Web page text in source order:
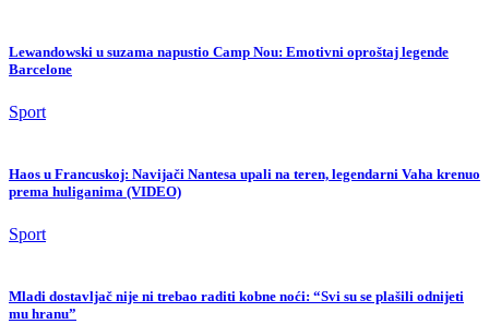
Lewandowski u suzama napustio Camp Nou: Emotivni oproštaj legende
Barcelone
Sport
Haos u Francuskoj: Navijači Nantesa upali na teren, legendarni Vaha krenuo
prema huliganima (VIDEO)
Sport
Mladi dostavljač nije ni trebao raditi kobne noći: “Svi su se plašili odnijeti
mu hranu”